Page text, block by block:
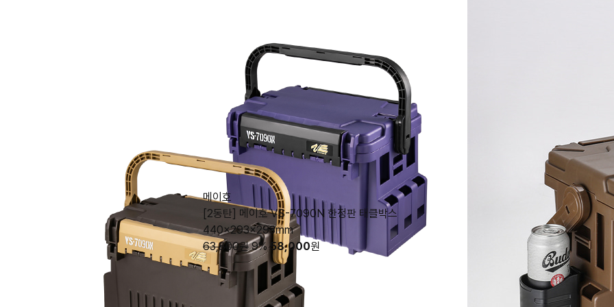
메이호
[2동탄] 메이호 VS-7090N 한정판 태클박스
440x293x293mm
63,800원 9% 58,000원